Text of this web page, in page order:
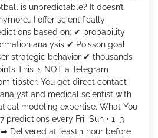
is unpredictable? It doesn’t
I offer scientifically
based on: ✔ probability
analysis ✔ Poisson goal
strategic behavior ✔ thousands
This is NOT a Telegram
tipster. You get direct contact
and medical scientist with
modeling expertise. What You
predictions every Fri–Sun • 1–3
Delivered at least 1 hour before